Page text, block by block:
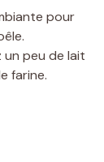
pour
peu de lait
farine.